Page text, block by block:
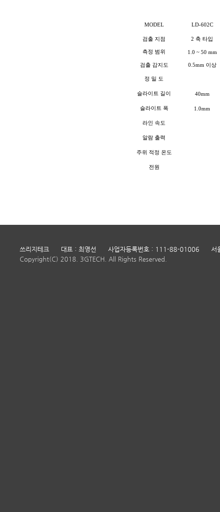
MODEL LD-602C
검출 지점 2 축 타입
측정 범위 1.0 ~ 50 mm
검출 감지도 0.5mm 이상
정 밀 도
슬라이트 길이 40mm
슬라이트 폭 1.0mm
라인 속도
알람 출력
주위 적정 온도
전원
쓰리지테크 대표 : 최영선 사업자등록번호 : 111-88-01006
서
Copyright(C) 2018. 3GTECH. All Rights Reserved.